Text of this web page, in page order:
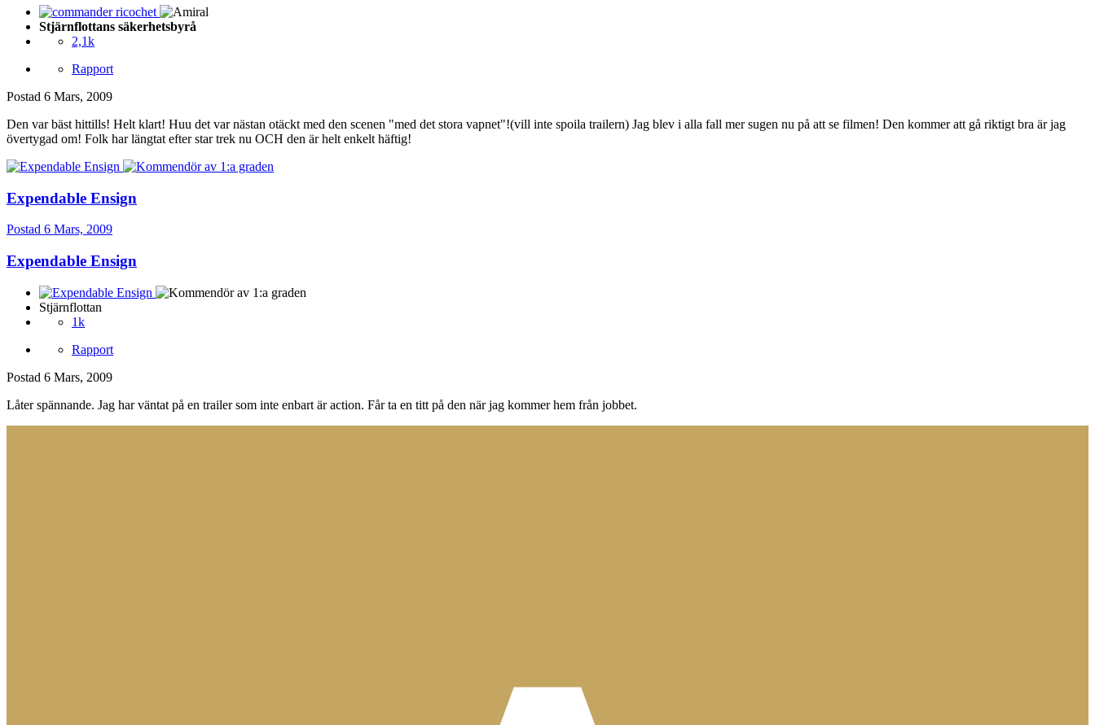
Stjärnflottans säkerhetsbyrå
2,1k
Rapport
Postad 6 Mars, 2009
Den var bäst hittills! Helt klart! Huu det var nästan otäckt med den scenen "med det stora vapnet"!(vill inte spoila trailern) Jag blev i alla fall mer sugen nu på att se filmen! Den kommer att gå riktigt bra är jag
övertygad om! Folk har längtat efter star trek nu OCH den är helt enkelt häftig!
Expendable Ensign
Postad 6 Mars, 2009
Expendable Ensign
Stjärnflottan
1k
Rapport
Postad 6 Mars, 2009
Låter spännande. Jag har väntat på en trailer som inte enbart är action. Får ta en titt på den när jag kommer hem från jobbet.